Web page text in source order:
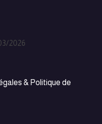
2026
& Politique de